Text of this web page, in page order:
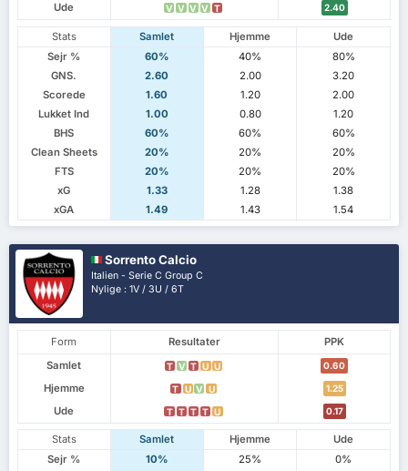
Ude V V V V T 2.40
Stats Samlet Hjemme
Ude
Sejr %
60% 40%
80%
GNS.
2.60 2.00
3.20
Scorede
1.60 1.20
2.00
Lukket Ind
1.00 0.80
1.20
BHS
60% 60%
60%
Clean Sheets
20% 20%
20%
FTS
20% 20%
20%
xG
1.33 1.28
1.38
xGA
1.49 1.43 1.54
Sorrento Calcio
Italien - Serie C Group C
Nylige : 1V / 3U / 6T
Form Resultater
PPK
Samlet
T V T U U 0.60
Hjemme T U V U 1.25
Ude T T T T U 0.17
Stats Samlet Hjemme
Ude
Sejr %
10% 25%
0%